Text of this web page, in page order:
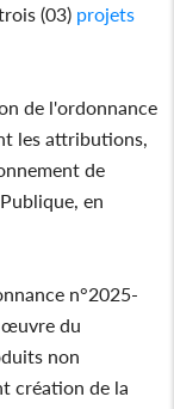
(03) projets
de l'ordonnance
les attributions,
de
en
n°2025-
œuvre du
non
création de la